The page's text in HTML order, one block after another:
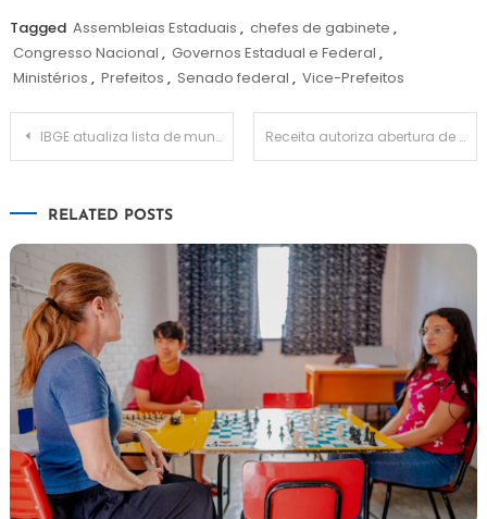
Tagged Assembleias Estaduais , chefes de gabinete ,
Congresso Nacional , Governos Estadual e Federal ,
Ministérios , Prefeitos , Senado federal , Vice-Prefeitos
Navegação
IBGE atualiza lista de municípios do país Receita autoriza abertura de licitação para construção de Porto Seco
RELATED POSTS